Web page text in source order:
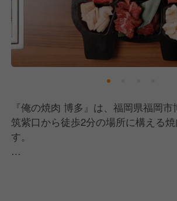
『俺の焼肉 博多』は、福岡県福岡
筑紫口から徒歩2分の場所に構える
す。
できる「質」と「量」を武器に、